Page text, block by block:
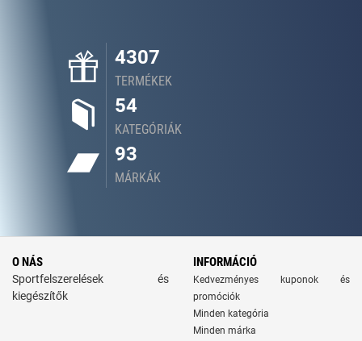
4307
TERMÉKEK
54
KATEGÓRIÁK
93
MÁRKÁK
O NÁS
Sportfelszerelések és
kiegészítők
INFORMÁCIÓ
Kedvezményes kuponok és
promóciók
Minden kategória
Minden márka